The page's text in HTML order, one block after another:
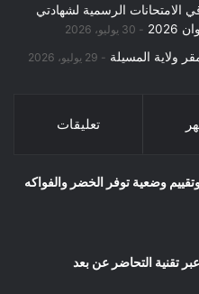
الامتحانات الرسمية لشهادتي
30 يوليو، 2026
ولاية المسيلة 29 يوليو، 2026
تعليقات
وضعية توفر الخضر والفواكه
تقنية التحاضر عن بعد